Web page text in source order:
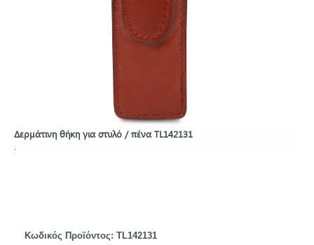
Δερμάτινη θήκη για στυλό / πένα TL142131
.
Κωδικός Προϊόντος: TL142131